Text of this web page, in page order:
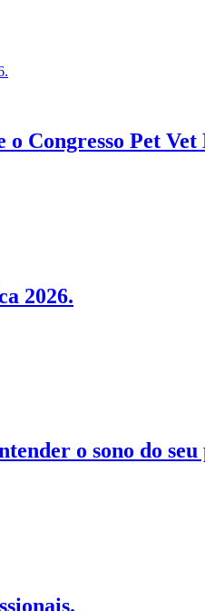
Congresso Pet Vet
2026.
o sono do seu